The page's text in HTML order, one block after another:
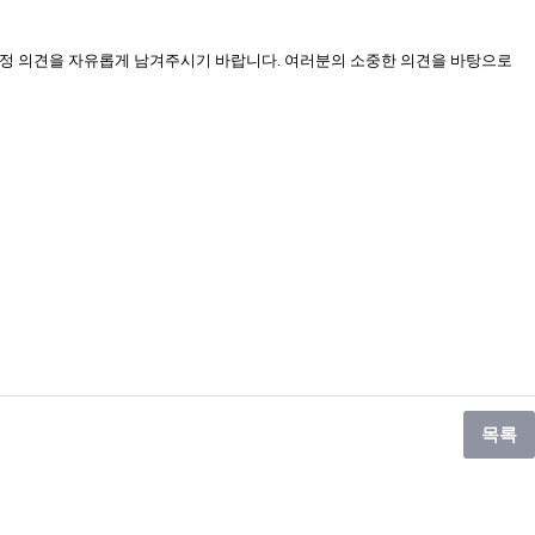
의견을 자유롭게 남겨주시기 바랍니다. 여러분의 소중한 의견을 바탕으로